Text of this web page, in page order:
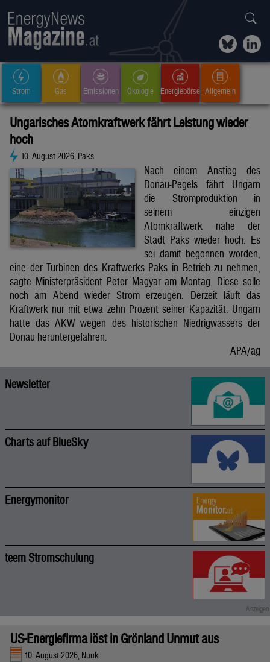
Strom Gas Emissionen Ökologie Energiebörse Allgemein
Ungarisches Atomkraftwerk fährt Leistung wieder
hoch
10. August 2026, Paks
Nach einem Anstieg des
Donau-Pegels fährt Ungarn
die Stromproduktion in
seinem einzigen
Atomkraftwerk nahe der
Stadt Paks wieder hoch. Es
sei damit begonnen worden,
eine der Turbinen des Kraftwerks Paks in Betrieb zu nehmen,
sagte Ministerpräsident Peter Magyar am Montag. Diese solle
noch am Abend wieder Strom erzeugen. Derzeit läuft das
Kraftwerk nur mit etwa zehn Prozent seiner Kapazität. Ungarn
hatte das AKW wegen des historischen Niedrigwassers der
Donau heruntergefahren.
APA/ag
Newsletter
Charts auf BlueSky
Energymonitor
teem Stromschulung
US-Energiefirma löst in Grönland Unmut aus
10. August 2026, Nuuk